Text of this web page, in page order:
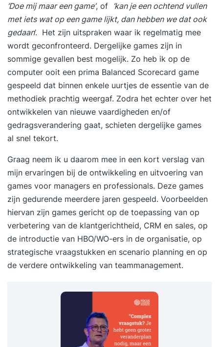
‘Doe mij maar een game’, of ‘kan je een ochtend vullen
met iets wat op een game lijkt, dan hebben we dat ook
gedaan’. Het zijn uitspraken waar ik regelmatig mee
wordt geconfronteerd. Dergelijke games zijn in
sommige gevallen best mogelijk. Zo heb ik op de
computer ooit een prima Balanced Scorecard game
gespeeld dat binnen enkele uurtjes de essentie van de
methodiek prachtig weergaf. Zodra het echter over het
ontwikkelen van nieuwe vaardigheden en/of
gedragsverandering gaat, schieten dergelijke games
al snel tekort.
Graag neem ik u daarom mee in een kort verslag van
mijn ervaringen bij de ontwikkeling en uitvoering van
games voor managers en professionals. Deze games
zijn gedurende meerdere jaren gespeeld. Voorbeelden
hiervan zijn games gericht op de toepassing van op
verbetering van de klantgerichtheid, CRM en sales, op
de introductie van HBO/WO-ers in de organisatie, op
strategische vraagstukken en scenario planning en op
de verdere ontwikkeling van teammanagement.